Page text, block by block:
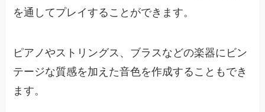
を通してプレイすることができます。
ピアノやストリングス、ブラスなどの楽器にビン
テージな質感を加えた音色を作成することもでき
ます。